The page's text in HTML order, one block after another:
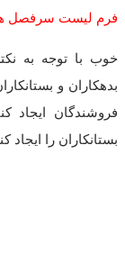
فرم لیست سرفصل
خوب با توجه به
بدهکاران و
فروشندگان ایجاد
بستانکاران را ایجاد